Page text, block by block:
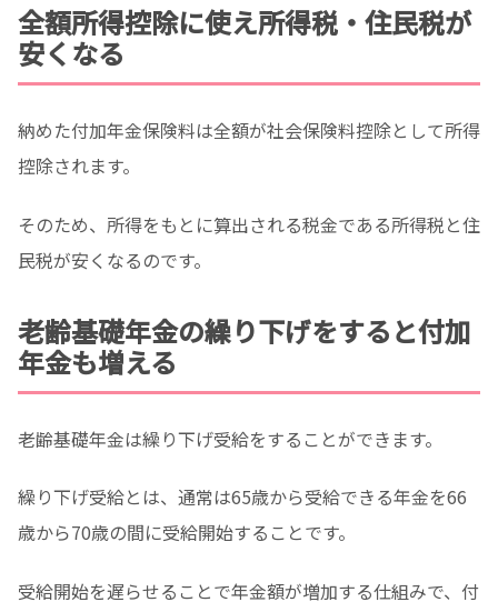
全額所得控除に使え所得税・住民税が
安くなる
納めた付加年金保険料は全額が社会保険料控除として所得
控除されます。
そのため、所得をもとに算出される税金である所得税と住
民税が安くなるのです。
老齢基礎年金の繰り下げをすると付加
年金も増える
老齢基礎年金は繰り下げ受給をすることができます。
繰り下げ受給とは、通常は65歳から受給できる年金を66
歳から70歳の間に受給開始することです。
受給開始を遅らせることで年金額が増加する仕組みで、付